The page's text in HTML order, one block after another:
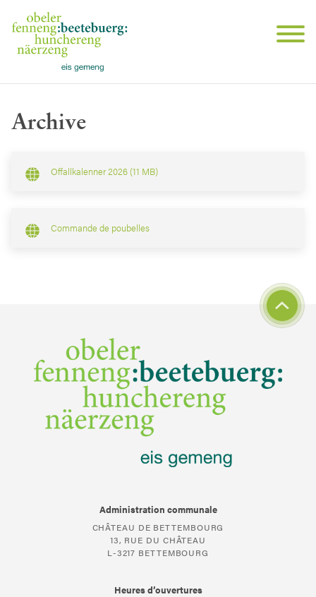
Archive
Offallkalenner 2026 (11 MB)
Commande de poubelles
Administration communale
CHÂTEAU DE BETTEMBOURG
13, RUE DU CHÂTEAU
L-3217 BETTEMBOURG
Heures d’ouvertures